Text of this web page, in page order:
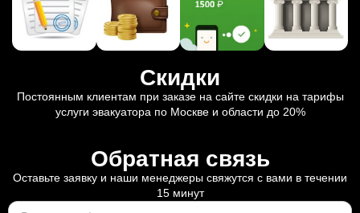
Скидки
Постоянным клиентам при заказе на сайте скидки на тарифы
услуги эвакуатора по Москве и области до 20%
Обратная связь
Оставьте заявку и наши менеджеры свяжутся с вами в течении
15 минут